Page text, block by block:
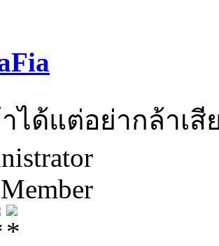
ได้แต่อย่ากล้าเสี